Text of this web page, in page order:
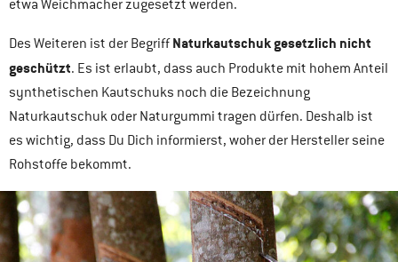
etwa Weichmacher zugesetzt werden.
Des Weiteren ist der BegriffNaturkautschuk gesetzlich nicht
geschützt. Es ist erlaubt, dass auch Produkte mit hohem Anteil
synthetischen Kautschuks noch die Bezeichnung
Naturkautschuk oder Naturgummi tragen dürfen. Deshalb ist
es wichtig, dass Du Dich informierst, woher der Hersteller seine
Rohstoffe bekommt.